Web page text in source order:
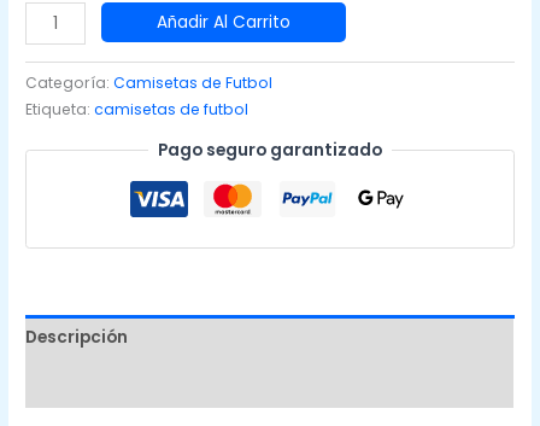
Camisetas
de
Fútbol
Masculinas
cantidad
Añadir Al Carrito
Categoría:Camisetas de Futbol
Etiqueta:camisetas de futbol
Pago seguro garantizado
Descripción